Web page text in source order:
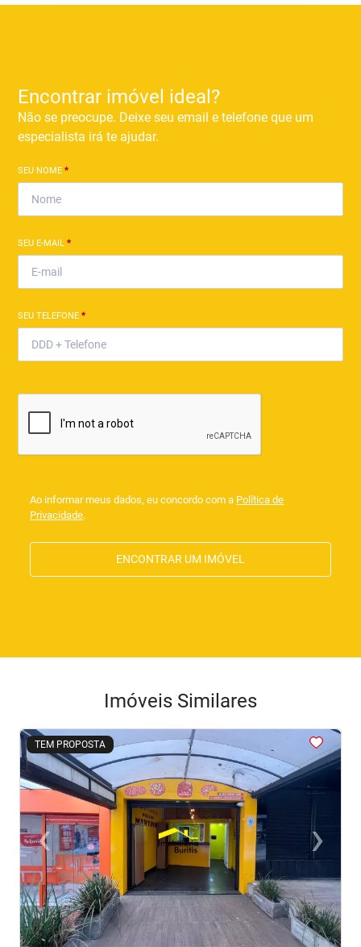
Encontrar imóvel ideal?
Não se preocupe. Deixe seu email e telefone que um
especialista irá te ajudar.
SEU NOME*
SEU E-MAIL*
SEU TELEFONE*
Ao informar meus dados, eu concordo com a Política de
Privacidade.
ENCONTRAR UM IMÓVEL
Imóveis Similares
TEM PROPOSTA
<<<<
‹Previous ›Next